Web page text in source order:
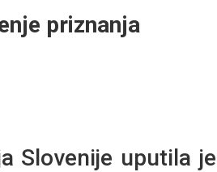
priznanja
Slovenije uputila je